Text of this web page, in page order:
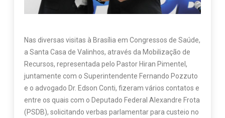
Nas diversas visitas à Brasília em Congressos de Saúde,
a Santa Casa de Valinhos, através da Mobilização de
Recursos, representada pelo Pastor Hiran Pimentel,
juntamente com o Superintendente Fernando Pozzuto
e o advogado Dr. Edson Conti, fizeram vários contatos e
entre os quais com o Deputado Federal Alexandre Frota
(PSDB), solicitando verbas parlamentar para custeio no